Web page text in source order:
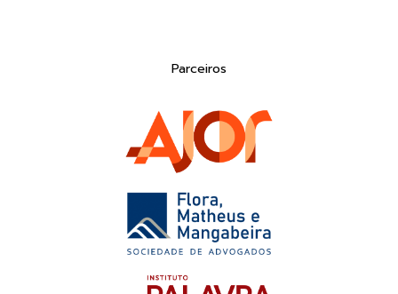
Parceiros